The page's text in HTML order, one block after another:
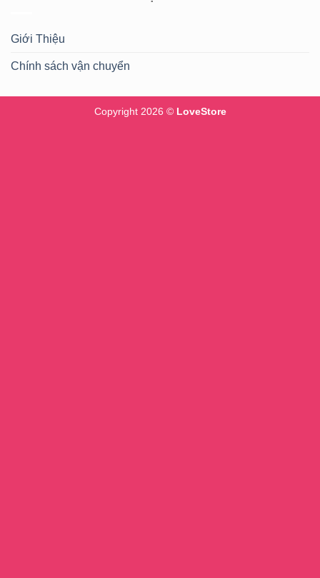
Giới Thiệu
Chính sách vận chuyển
Copyright 2026 © LoveStore